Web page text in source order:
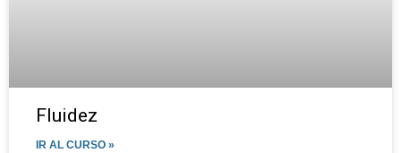
Fluidez
IR AL CURSO »